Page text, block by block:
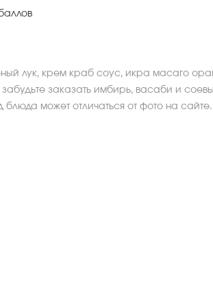
лук, крем краб соус, икра масаго
заказать имбирь, васаби и
блюда может отличаться от фото на сайте.